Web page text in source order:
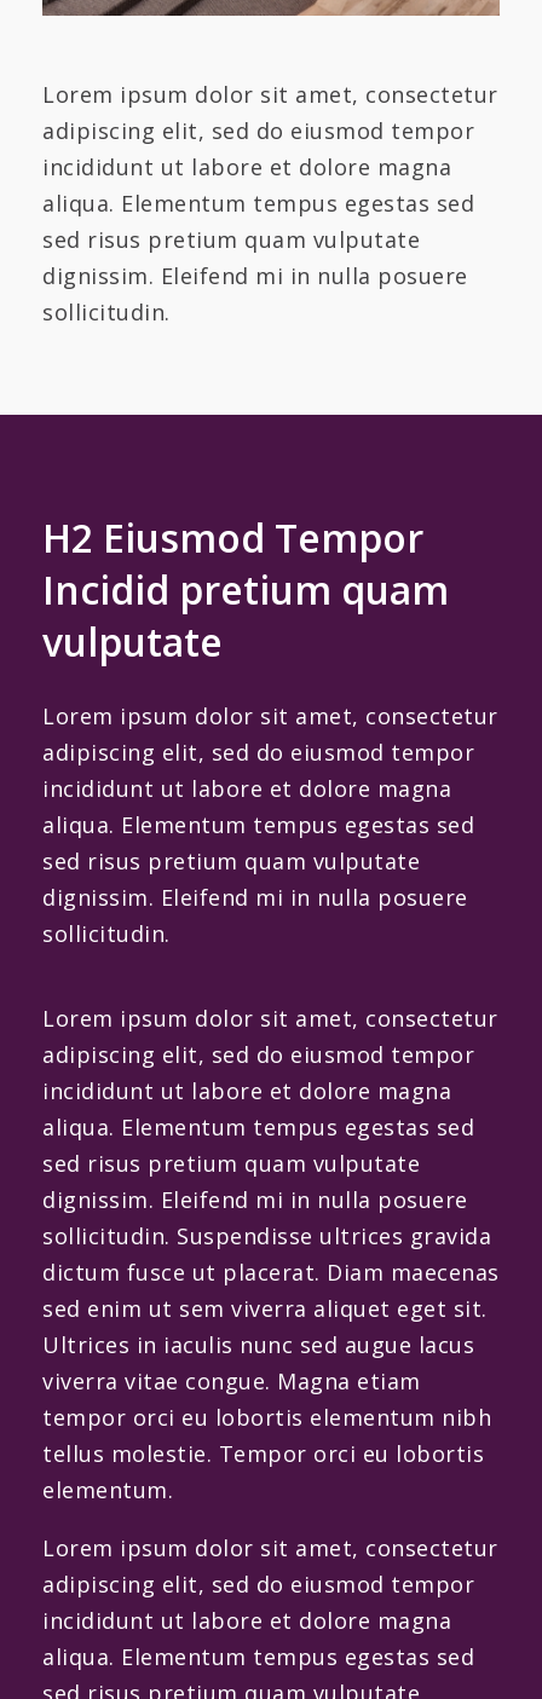
Lorem ipsum dolor sit amet, consectetur
adipiscing elit, sed do eiusmod tempor
incididunt ut labore et dolore magna
aliqua. Elementum tempus egestas sed
sed risus pretium quam vulputate
dignissim. Eleifend mi in nulla posuere
sollicitudin.
H2 Eiusmod Tempor
Incidid pretium quam
vulputate
Lorem ipsum dolor sit amet, consectetur
adipiscing elit, sed do eiusmod tempor
incididunt ut labore et dolore magna
aliqua. Elementum tempus egestas sed
sed risus pretium quam vulputate
dignissim. Eleifend mi in nulla posuere
sollicitudin.
Lorem ipsum dolor sit amet, consectetur
adipiscing elit, sed do eiusmod tempor
incididunt ut labore et dolore magna
aliqua. Elementum tempus egestas sed
sed risus pretium quam vulputate
dignissim. Eleifend mi in nulla posuere
sollicitudin. Suspendisse ultrices gravida
dictum fusce ut placerat. Diam maecenas
sed enim ut sem viverra aliquet eget sit.
Ultrices in iaculis nunc sed augue lacus
viverra vitae congue. Magna etiam
tempor orci eu lobortis elementum nibh
tellus molestie. Tempor orci eu lobortis
elementum.
Lorem ipsum dolor sit amet, consectetur
adipiscing elit, sed do eiusmod tempor
incididunt ut labore et dolore magna
aliqua. Elementum tempus egestas sed